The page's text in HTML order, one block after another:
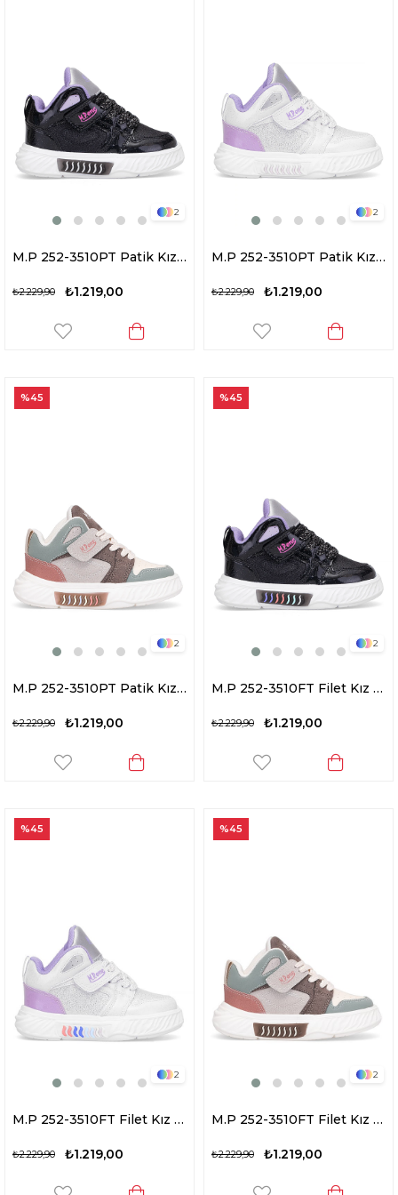
2
M.P 252-3510PT Patik Kız Çocuk Yürüyüş Ayakkabısı Siyah - Lila
₺1.219,00
₺2.229,90
2
M.P 252-3510PT Patik Kız Çocuk Yürüyüş Ayakkabısı Beyaz - Lila
₺1.219,00
₺2.229,90
2
M.P 252-3510PT Patik Kız Çocuk Yürüyüş Ayakkabısı Bej
₺1.219,00
₺2.229,90
%45
2
M.P 252-3510FT Filet Kız Çocuk Yürüyüş Ayakkabısı Siyah - Lila
₺1.219,00
₺2.229,90
%45
2
M.P 252-3510FT Filet Kız Çocuk Yürüyüş Ayakkabısı Beyaz - Lila
₺1.219,00
₺2.229,90
%45
2
M.P 252-3510FT Filet Kız Çocuk Yürüyüş Ayakkabısı Bej
₺1.219,00
₺2.229,90
%45